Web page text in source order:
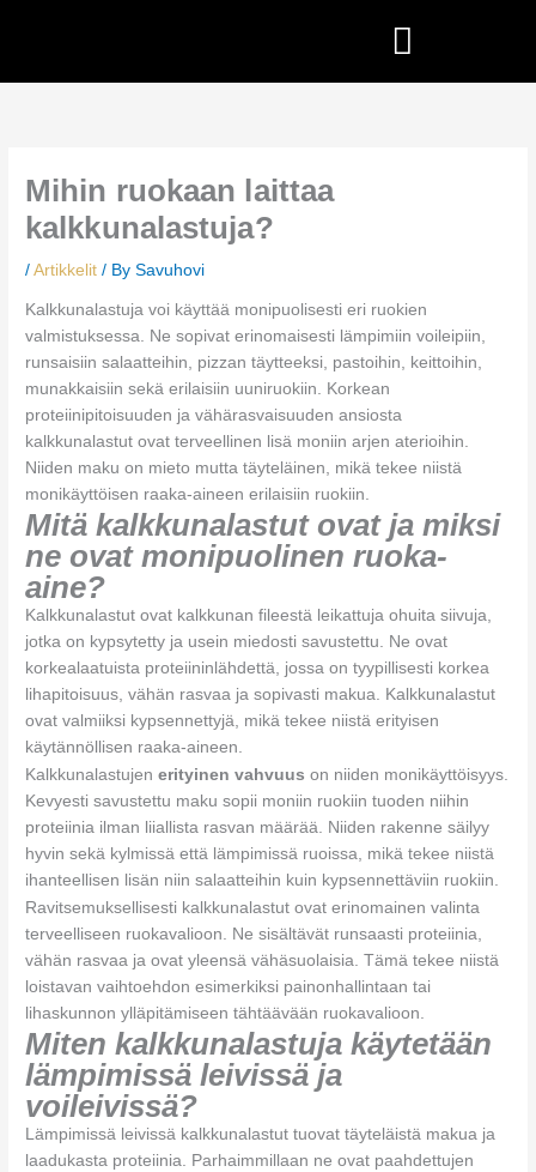
Mihin ruokaan laittaa
kalkkunalastuja?
/Artikkelit / BySavuhovi
Kalkkunalastuja voi käyttää monipuolisesti eri ruokien
valmistuksessa. Ne sopivat erinomaisesti lämpimiin voileipiin,
runsaisiin salaatteihin, pizzan täytteeksi, pastoihin, keittoihin,
munakkaisiin sekä erilaisiin uuniruokiin. Korkean
proteiinipitoisuuden ja vähärasvaisuuden ansiosta
kalkkunalastut ovat terveellinen lisä moniin arjen aterioihin.
Niiden maku on mieto mutta täyteläinen, mikä tekee niistä
monikäyttöisen raaka-aineen erilaisiin ruokiin.
Mitä kalkkunalastut ovat ja miksi
ne ovat monipuolinen ruoka-
aine?
Kalkkunalastut ovat kalkkunan fileestä leikattuja ohuita siivuja,
jotka on kypsytetty ja usein miedosti savustettu. Ne ovat
korkealaatuista proteiininlähdettä, jossa on tyypillisesti korkea
lihapitoisuus, vähän rasvaa ja sopivasti makua. Kalkkunalastut
ovat valmiiksi kypsennettyjä, mikä tekee niistä erityisen
käytännöllisen raaka-aineen.
Kalkkunalastujenerityinen vahvuus on niiden monikäyttöisyys.
Kevyesti savustettu maku sopii moniin ruokiin tuoden niihin
proteiinia ilman liiallista rasvan määrää. Niiden rakenne säilyy
hyvin sekä kylmissä että lämpimissä ruoissa, mikä tekee niistä
ihanteellisen lisän niin salaatteihin kuin kypsennettäviin ruokiin.
Ravitsemuksellisesti kalkkunalastut ovat erinomainen valinta
terveelliseen ruokavalioon. Ne sisältävät runsaasti proteiinia,
vähän rasvaa ja ovat yleensä vähäsuolaisia. Tämä tekee niistä
loistavan vaihtoehdon esimerkiksi painonhallintaan tai
lihaskunnon ylläpitämiseen tähtäävään ruokavalioon.
Miten kalkkunalastuja käytetään
lämpimissä leivissä ja
voileivissä?
Lämpimissä leivissä kalkkunalastut tuovat täyteläistä makua ja
laadukasta proteiinia. Parhaimmillaan ne ovat paahdettujen